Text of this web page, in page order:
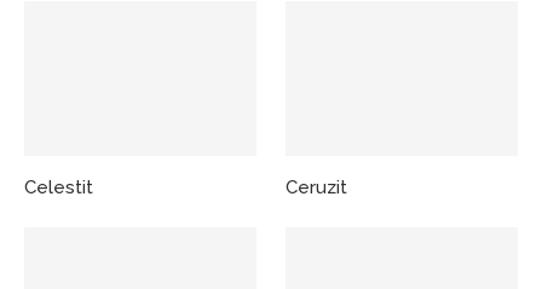
Celestit Ceruzit